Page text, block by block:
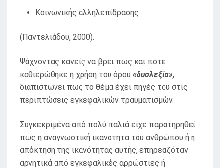
Κοινωνικής αλληλεπίδρασης
(Παντελιάδου, 2000).
Ψάχνοντας κανείς να βρει πως και πότε
καθιερώθηκε η χρήση του όρου «δυσλεξία»,
διαπιστώνει πως το θέμα έχει πηγές του στις
περιπτώσεις εγκεφαλικών τραυματισμών.
Συγκεκριμένα από πολύ παλιά είχε παρατηρηθεί
πως η αναγνωστική ικανότητα του ανθρώπου ή η
απόκτηση της ικανότητας αυτής, επηρεαζόταν
αρνητικά από εγκεφαλικές αρρώστιες ή